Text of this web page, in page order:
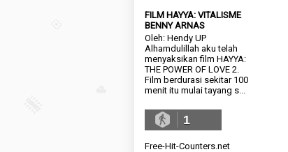
FILM HAYYA: VITALISME
BENNY ARNAS
Oleh: Hendy UP
Alhamdulillah aku telah
menyaksikan film HAYYA:
THE POWER OF LOVE 2.
Film berdurasi sekitar 100
menit itu mulai tayang s...
1
Free-Hit-Counters.net